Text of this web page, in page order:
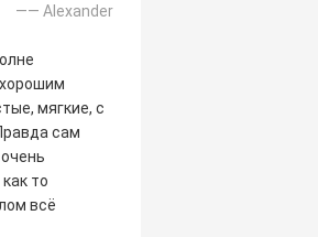
—— Alexander
мягкие, с
сам
то
всё